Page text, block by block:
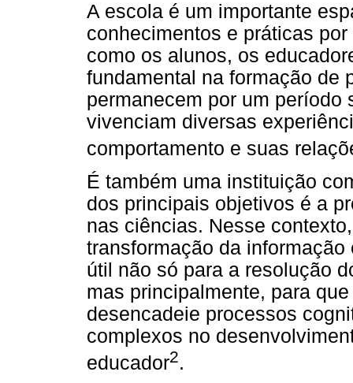
A escola é um importante
conhecimentos e práticas
como os alunos, os
fundamental na formação de
permanecem por um
vivenciam diversas
comportamento e suas
É também uma instituição
dos principais objetivos é a
nas ciências. Nesse
transformação da
útil não só para a resolução
mas principalmente, para
desencadeie processos
complexos no
educador2.